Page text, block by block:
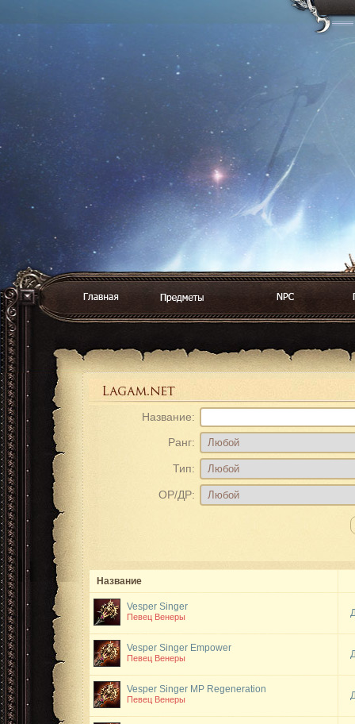
Название:
Ранг:
Тип:
ОР/ДР:
Название
Vesper Singer
Певец Венеры
Vesper Singer Empower
Певец Венеры
Vesper Singer MP Regeneration
Певец Венеры